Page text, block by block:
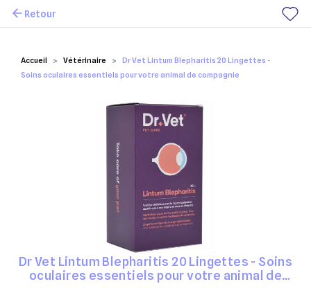
Mes favoris
Accueil Vétérinaire
Dr Vet Lintum Blepharitis 20 Lingettes -
Soins oculaires essentiels pour votre animal de compagnie
Retour
Dr Vet Lintum Blepharitis 20 Lingettes - Soins
oculaires essentiels pour votre animal de